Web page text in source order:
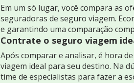
Em um só lugar, você compara as
seguradoras de seguro viagem.
e garantindo uma comparação
Contrate o seguro viagem
Após comparar e analisar, é hora
viagem ideal para seu destino. Na
time de especialistas para fazer a